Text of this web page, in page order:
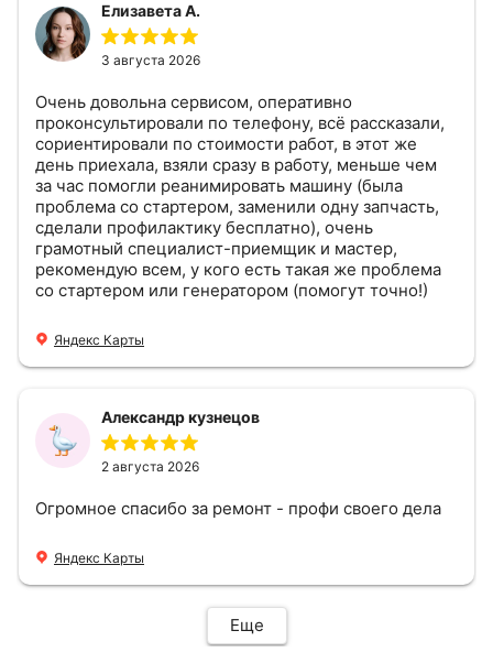
Елизавета А.
3 августа 2026
Очень довольна сервисом, оперативно
проконсультировали по телефону, всё рассказали,
сориентировали по стоимости работ, в этот же
день приехала, взяли сразу в работу, меньше чем
за час помогли реанимировать машину (была
проблема со стартером, заменили одну запчасть,
сделали профилактику бесплатно), очень
грамотный специалист-приемщик и мастер,
рекомендую всем, у кого есть такая же проблема
со стартером или генератором (помогут точно!)
Яндекс Карты
Александр кузнецов
2 августа 2026
Огромное спасибо за ремонт - профи своего дела
Яндекс Карты
Еще